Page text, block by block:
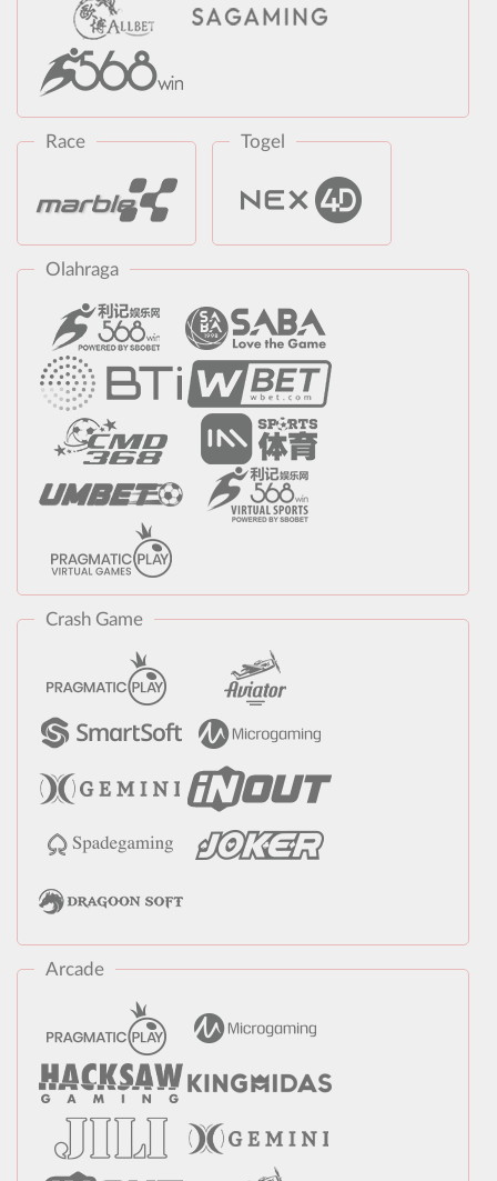
Race Togel
Olahraga
Crash Game
Arcade